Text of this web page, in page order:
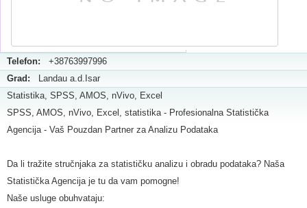
Telefon: +38763997996
Grad: Landau a.d.Isar
Statistika, SPSS, AMOS, nVivo, Excel
SPSS, AMOS, nVivo, Excel, statistika - Profesionalna Statistička
Agencija - Vaš Pouzdan Partner za Analizu Podataka
Da li tražite stručnjaka za statističku analizu i obradu podataka? Naša
Statistička Agencija je tu da vam pomogne!
Naše usluge obuhvataju: